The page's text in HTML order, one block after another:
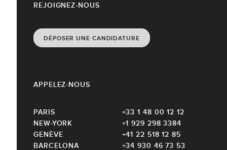
REJOIGNEZ-NOUS
DÉPOSER UNE CANDIDATURE
APPELEZ-NOUS
PARIS
+33 1 48 00 12 12
NEW-YORK
+1 929 298 3384
GENÈVE
+41 22 518 12 85
BARCELONA
+34 930 46 73 53